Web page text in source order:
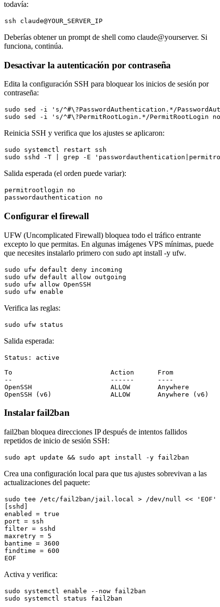
todavía:
Deberías obtener un prompt de shell como claude@yourserver. Si
funciona, continúa.
Desactivar la autenticación por contraseña
Edita la configuración SSH para bloquear los inicios de sesión por
contraseña:
sudo sed -i
's/^#\?PasswordAuthentication.*/
sudo sed -i 's/^#\?PermitRootLogin.*/PermitRootLogin
Reinicia SSH y verifica que los ajustes se aplicaron:
sudo
sudo sshd -T | grep -E
Salida esperada (el orden puede variar):
permitrootlogin no
passwordauthentication no
Configurar el firewall
UFW (Uncomplicated Firewall) bloquea todo el tráfico entrante
excepto lo que permitas. En algunas imágenes VPS mínimas, puede
que necesites instalarlo primero con sudo apt install -y ufw.
sudo
sudo
sudo
sudo ufw enable
Verifica las reglas:
sudo
Salida esperada:
Status:
active
To
                         Action
From
--                         ------      ----
OpenSSH                    ALLOW       Anywhere
Instalar fail2ban
fail2ban bloquea direcciones IP después de intentos fallidos
repetidos de inicio de sesión SSH:
sudo apt update && sudo
Crea una configuración local para que tus ajustes sobrevivan a las
actualizaciones del paquete:
sudo tee /etc/fail2ban/jail.local > /dev/null <<
'EOF'
[sshd]
enabled = true
port = ssh
filter = sshd
maxretry = 5
bantime = 3600
findtime = 600
Activa y verifica:
sudo systemctl enable
sudo